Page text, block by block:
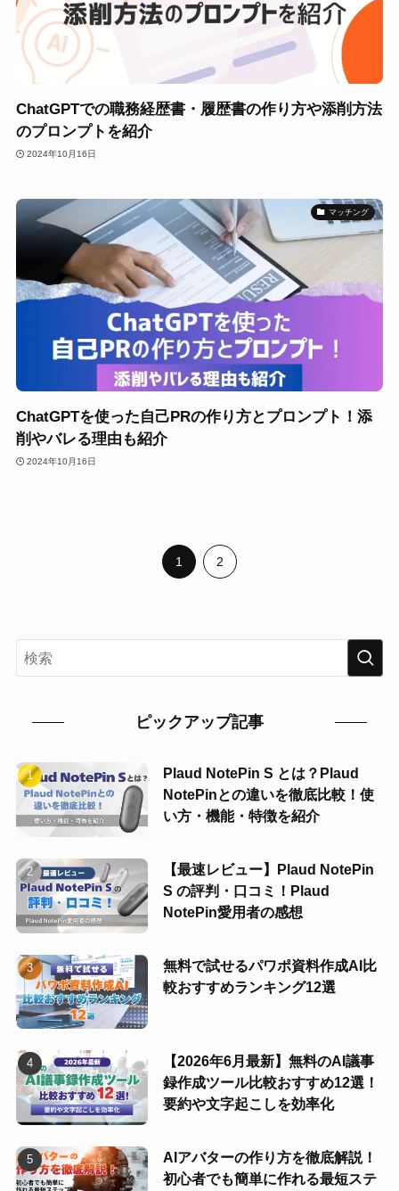
ChatGPTでの職務経歴書・履歴書の作り方や添削方法
のプロンプトを紹介
2024年10月16日
マッチング
ChatGPTを使った自己PRの作り方とプロンプト！添
削やバレる理由も紹介
2024年10月16日
1 2
ピックアップ記事
Plaud NotePin S とは？Plaud
NotePinとの違いを徹底比較！使
い方・機能・特徴を紹介
【最速レビュー】Plaud NotePin
S の評判・口コミ！Plaud
NotePin愛用者の感想
無料で試せるパワポ資料作成AI比
較おすすめランキング12選
【2026年6月最新】無料のAI議事
録作成ツール比較おすすめ12選！
要約や文字起こしを効率化
AIアバターの作り方を徹底解説！
初心者でも簡単に作れる最短ステ